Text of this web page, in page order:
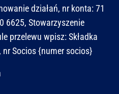
działań, nr konta: 71
6625, Stowarzyszenie
przelewu wpisz: Składka
Socios {numer socios}